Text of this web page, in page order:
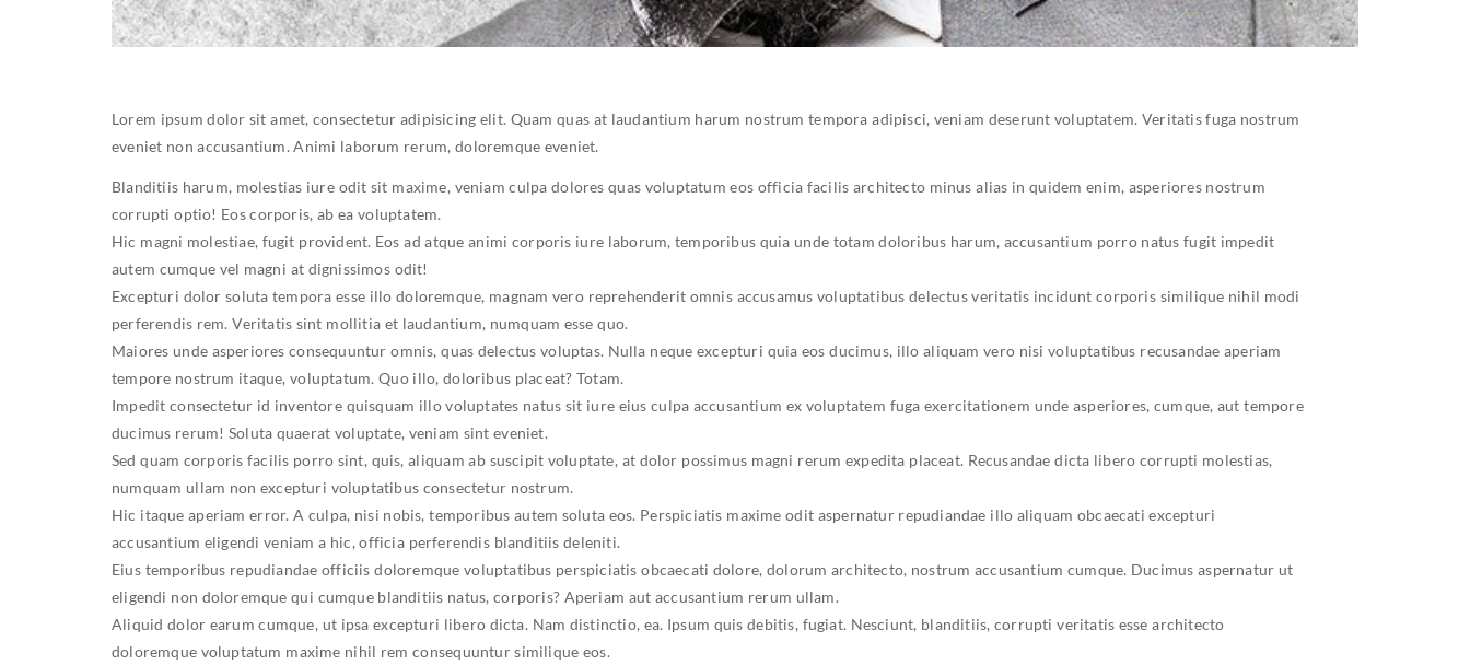
Lorem ipsum dolor sit amet, consectetur adipisicing elit. Quam quas at laudantium harum nostrum tempora adipisci, veniam deserunt voluptatem. Veritatis fuga nostrum
eveniet non accusantium. Animi laborum rerum, doloremque eveniet.
Blanditiis harum, molestias iure odit sit maxime, veniam culpa dolores quas voluptatum eos officia facilis architecto minus alias in quidem enim, asperiores nostrum
corrupti optio! Eos corporis, ab ea voluptatem.
Hic magni molestiae, fugit provident. Eos ad atque animi corporis iure laborum, temporibus quia unde totam doloribus harum, accusantium porro natus fugit impedit
autem cumque vel magni at dignissimos odit!
Excepturi dolor soluta tempora esse illo doloremque, magnam vero reprehenderit omnis accusamus voluptatibus delectus veritatis incidunt corporis similique nihil modi
perferendis rem. Veritatis sint mollitia et laudantium, numquam esse quo.
Maiores unde asperiores consequuntur omnis, quas delectus voluptas. Nulla neque excepturi quia eos ducimus, illo aliquam vero nisi voluptatibus recusandae aperiam
tempore nostrum itaque, voluptatum. Quo illo, doloribus placeat? Totam.
Impedit consectetur id inventore quisquam illo voluptates natus sit iure eius culpa accusantium ex voluptatem fuga exercitationem unde asperiores, cumque, aut tempore
ducimus rerum! Soluta quaerat voluptate, veniam sint eveniet.
Sed quam corporis facilis porro sint, quis, aliquam ab suscipit voluptate, at dolor possimus magni rerum expedita placeat. Recusandae dicta libero corrupti molestias,
numquam ullam non excepturi voluptatibus consectetur nostrum.
Hic itaque aperiam error. A culpa, nisi nobis, temporibus autem soluta eos. Perspiciatis maxime odit aspernatur repudiandae illo aliquam obcaecati excepturi
accusantium eligendi veniam a hic, officia perferendis blanditiis deleniti.
Eius temporibus repudiandae officiis doloremque voluptatibus perspiciatis obcaecati dolore, dolorum architecto, nostrum accusantium cumque. Ducimus aspernatur ut
eligendi non doloremque qui cumque blanditiis natus, corporis? Aperiam aut accusantium rerum ullam.
Aliquid dolor earum cumque, ut ipsa excepturi libero dicta. Nam distinctio, ea. Ipsum quis debitis, fugiat. Nesciunt, blanditiis, corrupti veritatis esse architecto
doloremque voluptatum maxime nihil rem consequuntur similique eos.